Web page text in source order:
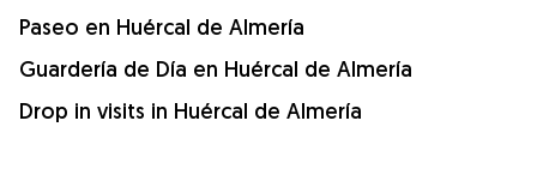
Paseo en Huércal de Almería
Guardería de Día en Huércal de Almería
Drop in visits in Huércal de Almería